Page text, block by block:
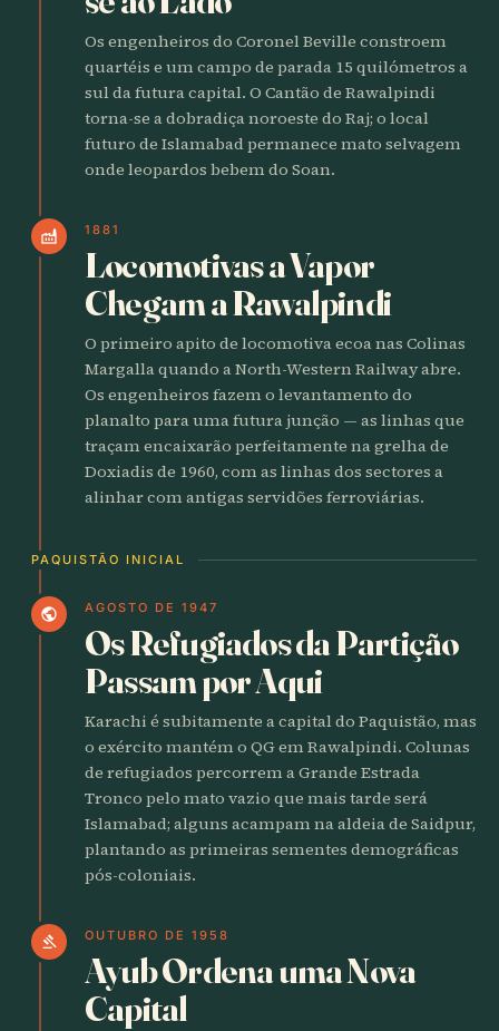
Os engenheiros do Coronel Beville constroem
quartéis e um campo de parada 15 quilómetros a
sul da futura capital. O Cantão de Rawalpindi
torna-se a dobradiça noroeste do Raj; o local
futuro de Islamabad permanece mato selvagem
onde leopardos bebem do Soan.
factory 1881
Locomotivas a Vapor
Chegam a Rawalpindi
O primeiro apito de locomotiva ecoa nas Colinas
Margalla quando a North-Western Railway abre.
Os engenheiros fazem o levantamento do
planalto para uma futura junção — as linhas que
traçam encaixarão perfeitamente na grelha de
Doxiadis de 1960, com as linhas dos sectores a
alinhar com antigas servidões ferroviárias.
PAQUISTÃO INICIAL
public AGOSTO DE 1947
Os Refugiados da Partição
Passam por Aqui
Karachi é subitamente a capital do Paquistão, mas
o exército mantém o QG em Rawalpindi. Colunas
de refugiados percorrem a Grande Estrada
Tronco pelo mato vazio que mais tarde será
Islamabad; alguns acampam na aldeia de Saidpur,
plantando as primeiras sementes demográficas
pós-coloniais.
gavel OUTUBRO DE 1958
Ayub Ordena uma Nova
Capital